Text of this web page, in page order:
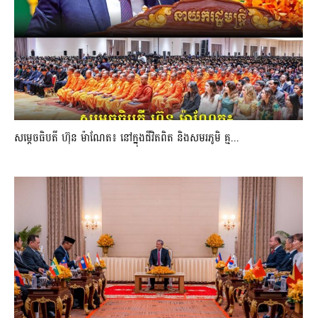
សម្តេចធិបតី ហ៊ុន ម៉ាណែត៖ នៅក្នុងជីវិតពិត និងសមរភូមិ គ្ម...